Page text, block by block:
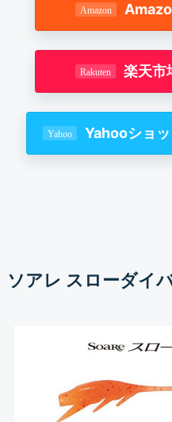
楽天市
Yahooショ
ソアレ スローダイ